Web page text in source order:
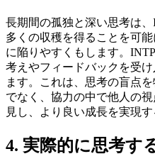
長期間の孤独と深い思考は
多くの収穫を得ることを可
に陥りやすくもします。
考えやフィードバックを受
ます。これは、思考の盲点
でなく、協力の中で他人の
見し、より良い成長を実現す
4. 実際的に思考す